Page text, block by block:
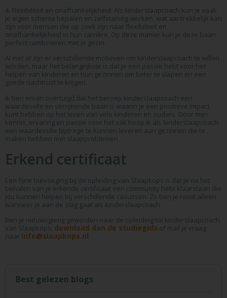
4. Flexibiliteit en onafhankelijkheid: Als kinderslaapcoach kun je vaak
je eigen schema bepalen en zelfstandig werken, wat aantrekkelijk kan
zijn voor mensen die op zoek zijn naar flexibiliteit en
onafhankelijkheid in hun carrière. Op deze manier kun je deze baan
perfect combineren met je gezin.
Al met al zijn er verschillende motieven om kinderslaapcoach te willen
worden, maar het belangrijkste is dat je een passie hebt voor het
helpen van kinderen en hun gezinnen om beter te slapen en een
goede nachtrust te krijgen.
Ik ben ervan overtuigd dat het beroep kinderslaapcoach een
waardevolle en verrijkende baan is waarin je een positieve impact
kunt hebben op het leven van vele kinderen en ouders. Door mijn
kennis, ervaring en passie voor het vak hoop ik als kinderslaapcoach
een waardevolle bijdrage te kunnen leveren aan gezinnen die te
maken hebben met slaapproblemen.
Erkend certificaat
Een fijne toevoeging bij de opleiding van Slaapkops is dat je na het
behalen van je erkende certificaat een community hebt klaarstaan die
jou kunnen helpen bij verschillende casussen. Zo ben je nooit alleen
wanneer je aan de slag gaat als kinderslaapcoach.
Ben je nieuwsgierig geworden naar de opleiding tot kinderslaapcoach
van Slaapkops, download dan de studiegids of mail je vraag
naar info@slaapkops.nl
Best gelezen blogs